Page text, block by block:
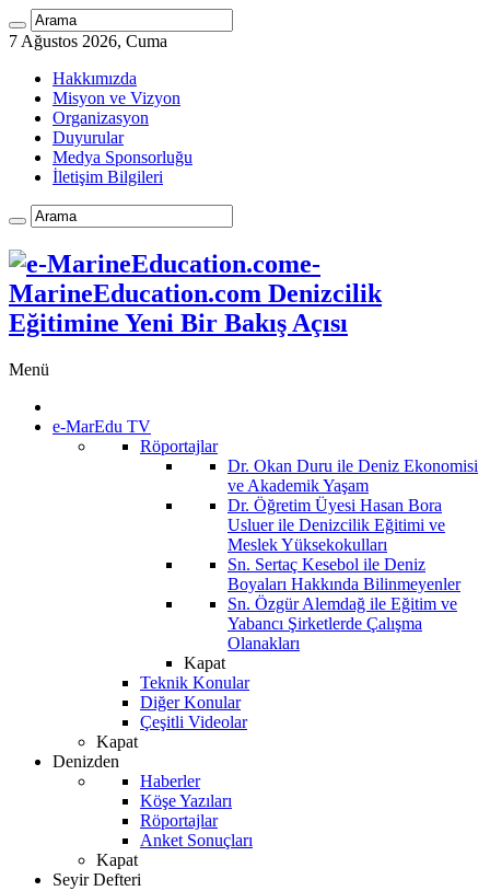
7 Ağustos 2026, Cuma
Hakkımızda
Misyon ve Vizyon
Organizasyon
Duyurular
Medya Sponsorluğu
İletişim Bilgileri
e-
MarineEducation.com Denizcilik
Eğitimine Yeni Bir Bakış Açısı
Menü
e-MarEdu TV
Röportajlar
Dr. Okan Duru ile Deniz Ekonomisi
ve Akademik Yaşam
Dr. Öğretim Üyesi Hasan Bora
Usluer ile Denizcilik Eğitimi ve
Meslek Yüksekokulları
Sn. Sertaç Kesebol ile Deniz
Boyaları Hakkında Bilinmeyenler
Sn. Özgür Alemdağ ile Eğitim ve
Yabancı Şirketlerde Çalışma
Olanakları
Kapat
Teknik Konular
Diğer Konular
Çeşitli Videolar
Kapat
Denizden
Haberler
Köşe Yazıları
Röportajlar
Anket Sonuçları
Kapat
Seyir Defteri